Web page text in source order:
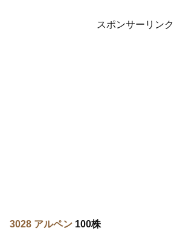
スポンサーリンク
3028 アルペン 100株